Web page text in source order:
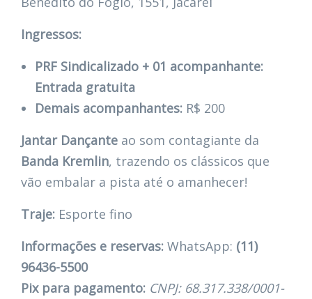
Ingressos:
PRF Sindicalizado + 01 acompanhante:
Entrada gratuita
Demais acompanhantes: R$ 200
Jantar Dançante ao som contagiante da
Banda Kremlin, trazendo os clássicos que
vão embalar a pista até o amanhecer!
Traje: Esporte fino
Informações e reservas: WhatsApp: (11)
96436-5500
Pix para pagamento: CNPJ: 68.317.338/0001-